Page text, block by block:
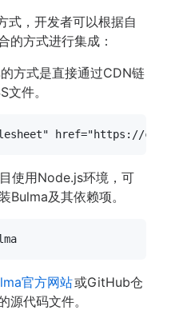
式，开发者可以根据自
的方式进行集成：
的方式是直接通过CDN链
件。
href="https://
目使用Node.js环境，可
Bulma及其依赖项。
官方网站或GitHub仓
源代码文件。